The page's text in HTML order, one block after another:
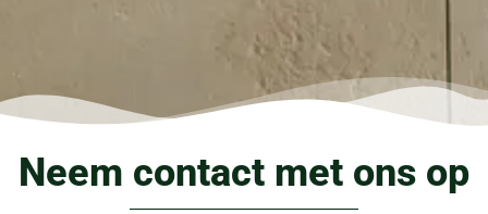
Neem contact met ons op